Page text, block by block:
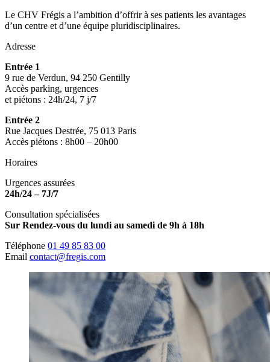
Le CHV Frégis a l’ambition d’offrir à ses patients les avantages
d’un centre et d’une équipe pluridisciplinaires.
Adresse
Entrée 1
9 rue de Verdun, 94 250 Gentilly
Accès parking, urgences
et piétons : 24h/24, 7 j/7
Entrée 2
Rue Jacques Destrée, 75 013 Paris
Accès piétons : 8h00 – 20h00
Horaires
Urgences assurées
24h/24 – 7J/7
Consultation spécialisées
Sur Rendez-vous du lundi au samedi de 9h à 18h
Téléphone 01 49 85 83 00
Email contact@fregis.com